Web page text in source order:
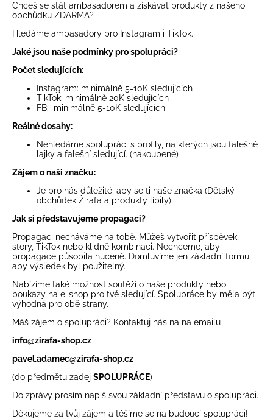
Chceš se stát ambasadorem a získávat produkty z našeho
obchůdku ZDARMA?
Hledáme ambasadory pro Instagram i TikTok.
Jaké jsou naše podmínky pro spolupráci?
Počet sledujících:
Instagram: minimálně 5-10K sledujících
TikTok: minimálně 20K sledujících
FB: minimálně 5-10K sledujících
Reálné dosahy:
Nehledáme spolupráci s profily, na kterých jsou falešné
lajky a falešní sledující. (nakoupené)
Zájem o naši značku:
Je pro nás důležité, aby se ti naše značka (Dětský
obchůdek Žirafa a produkty líbily)
Jak si představujeme propagaci?
Propagaci necháváme na tobě. Můžeš vytvořit příspěvek,
story, TikTok nebo klidně kombinaci. Nechceme, aby
propagace působila nuceně. Domluvíme jen základní formu,
aby výsledek byl použitelný.
Nabízíme také možnost soutěží o naše produkty nebo
poukazy na e-shop pro tvé sledující. Spolupráce by měla být
výhodná pro obě strany.
Máš zájem o spolupráci? Kontaktuj nás na na emailu
info@zirafa-shop.cz
pavel.adamec@zirafa-shop.cz
(do předmětu zadej SPOLUPRÁCE)
Do zprávy prosím napiš svou základní představu o spolupráci.
Děkujeme za tvůj zájem a těšíme se na budoucí spolupráci!